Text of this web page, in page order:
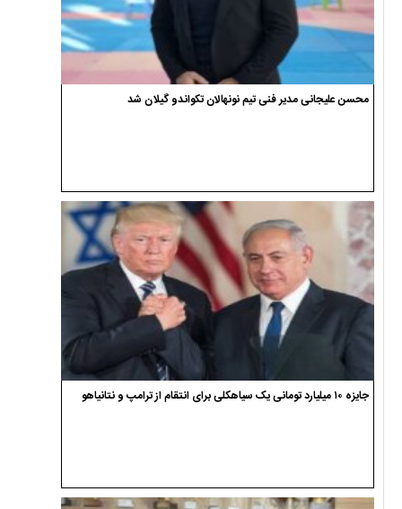
محسن علیجانی مدیر فنی تیم نونهالان تکواندو گیلان شد
جایزه ۱۰ میلیارد تومانی یک سیاهکلی برای انتقام از ترامپ و نتانیاهو